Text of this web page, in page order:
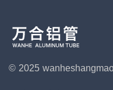
© 2025